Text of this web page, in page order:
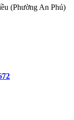
(Phường An Phú)